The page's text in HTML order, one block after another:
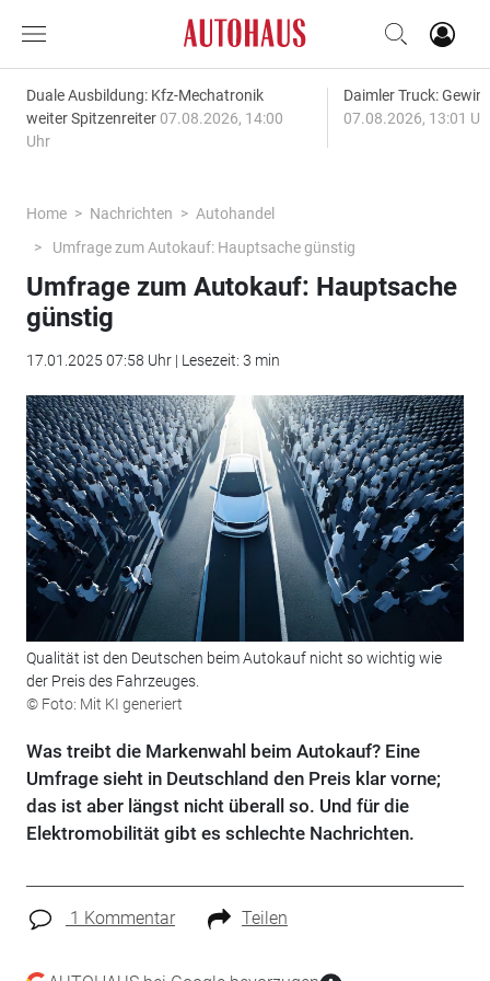
Duale Ausbildung: Kfz-Mechatronik
weiter Spitzenreiter 07.08.2026, 14:00
Uhr
Daimler Truck:
07.08.2026, 13:01
Home Nachrichten
Autohandel
Umfrage zum Autokauf: Hauptsache günstig
Umfrage zum Autokauf: Hauptsache
günstig
17.01.2025 07:58 Uhr | Lesezeit: 3 min
Qualität ist den Deutschen beim Autokauf nicht so wichtig wie
der Preis des Fahrzeuges.
© Foto: Mit KI generiert
Was treibt die Markenwahl beim Autokauf? Eine
Umfrage sieht in Deutschland den Preis klar vorne;
das ist aber längst nicht überall so. Und für die
Elektromobilität gibt es schlechte Nachrichten.
1 Kommentar Teilen